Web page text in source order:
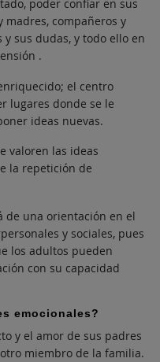
poder confiar en sus
madres, compañeros y
sus dudas, y todo ello en
.
el centro
lugares donde se le
ideas nuevas.
valoren las ideas
la repetición de
de una orientación en el
y sociales, pues
los adultos pueden
con su capacidad
emocionales?
y el amor de sus padres
miembro de la familia.